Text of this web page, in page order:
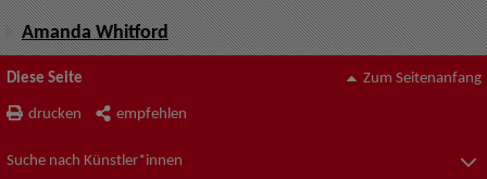
Amanda Whitford
Diese Seite
drucken empfehlen
Zum Seitenanfang
Suche nach Künstler*innen